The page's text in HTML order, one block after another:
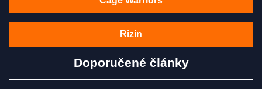
Rizin
Doporučené články